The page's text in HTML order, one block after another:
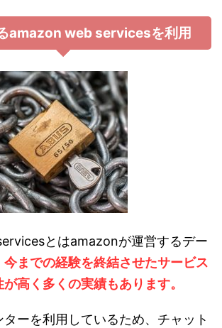
amazon web servicesを利用
とはamazonが運営するデー
今までの経験を終結させたサービス
高く多くの実績もあります。
ーを利用しているため、チャット